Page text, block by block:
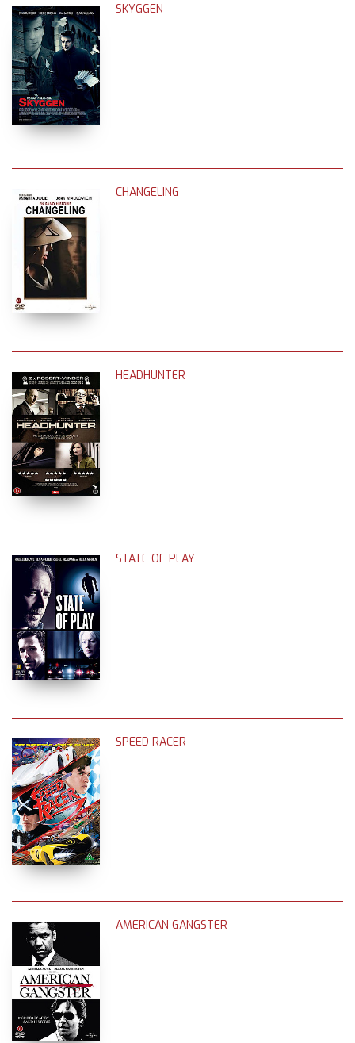
SKYGGEN
CHANGELING
HEADHUNTER
STATE OF PLAY
SPEED RACER
AMERICAN GANGSTER